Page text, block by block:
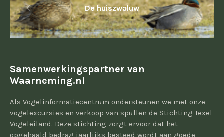
De huiszwaluw
Samenwerkingspartner van
Waarneming.nl
Als Vogelinformatiecentrum ondersteunen we met onze
vogelexcursies en verkoop van spullen de Stichting Texel
Vogeleiland. Deze stichting zorgt ervoor dat het
opgehaald bedrag jaarlijks besteed wordt aan goede